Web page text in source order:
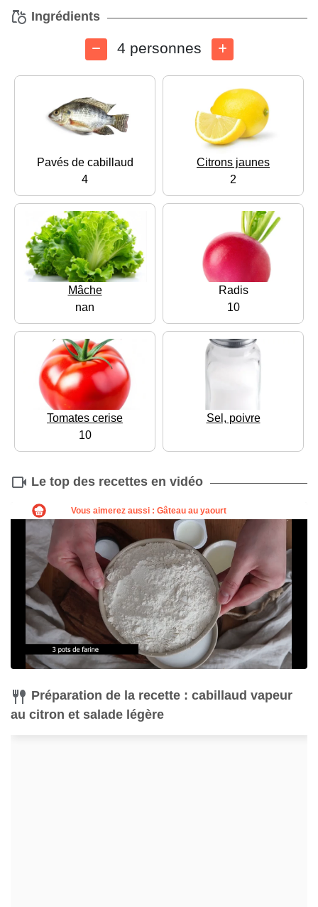
Ingrédients
4 personnes
Pavés de cabillaud
4
Citrons jaunes
2
Mâche
nan
Radis
10
Tomates cerise
10
Sel, poivre
Le top des recettes en vidéo
Préparation de la recette : cabillaud vapeur
au citron et salade légère